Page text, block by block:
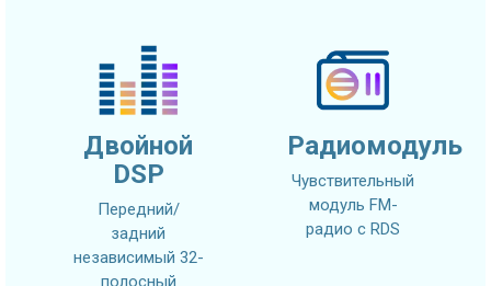
Двойной
DSP
Передний/
задний
независимый 32-
полосный
Радиомодуль
Чувствительный
модуль FM-
радио с RDS